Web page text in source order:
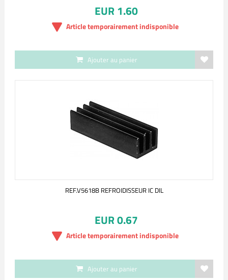
EUR 1.60
Article temporairement indisponible
Ajouter au panier
REF.V5618B REFROIDISSEUR IC DIL
EUR 0.67
Article temporairement indisponible
Ajouter au panier